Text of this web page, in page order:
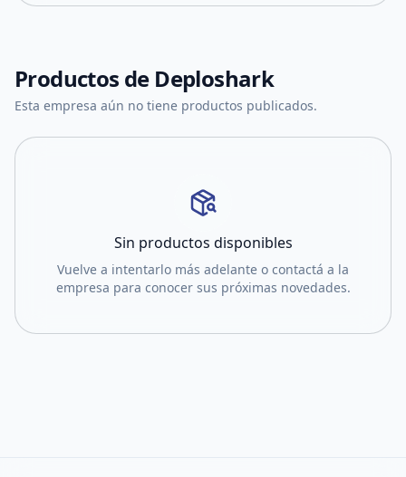
Productos de Deploshark
Esta empresa aún no tiene productos publicados.
Sin productos disponibles
Vuelve a intentarlo más adelante o contactá a la
empresa para conocer sus próximas novedades.